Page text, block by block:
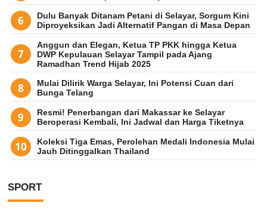
Dulu Banyak Ditanam Petani di Selayar, Sorgum Kini
Diproyeksikan Jadi Alternatif Pangan di Masa Depan
Anggun dan Elegan, Ketua TP PKK hingga Ketua
DWP Kepulauan Selayar Tampil pada Ajang
Ramadhan Trend Hijab 2025
Mulai Dilirik Warga Selayar, Ini Potensi Cuan dari
Bunga Telang
Resmi! Penerbangan dari Makassar ke Selayar
Beroperasi Kembali, Ini Jadwal dan Harga Tiketnya
Koleksi Tiga Emas, Perolehan Medali Indonesia Mulai
Jauh Ditinggalkan Thailand
SPORT